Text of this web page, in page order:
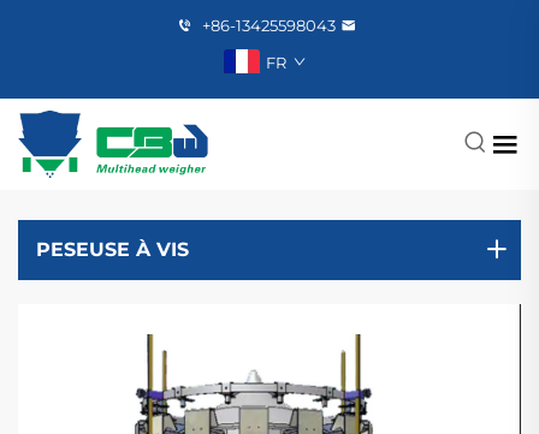
+86-13425598043
FR
PESEUSE À VIS